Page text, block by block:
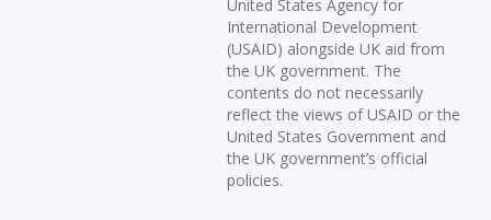
United States Agency for
International Development
(USAID) alongside UK aid from
the UK government. The
contents do not necessarily
reflect the views of USAID or the
United States Government and
the UK government’s official
policies.